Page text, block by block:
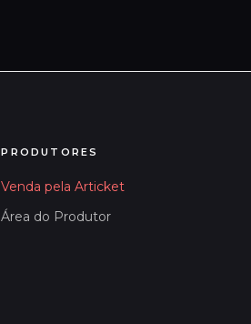
PRODUTORES
Venda pela Articket
Área do Produtor